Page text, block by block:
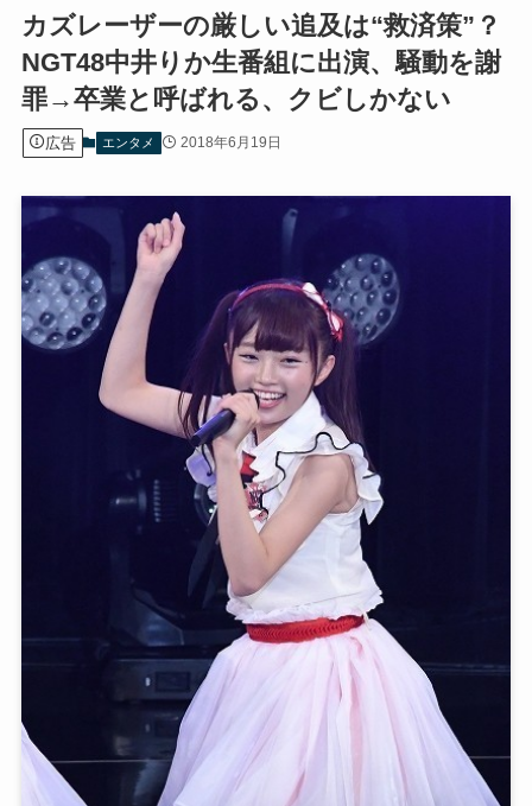
カズレーザーの厳しい追及は“救済策”？
NGT48中井りか生番組に出演、騒動を謝
罪→卒業と呼ばれる、クビしかない
広告 エンタメ 2018年6月19日